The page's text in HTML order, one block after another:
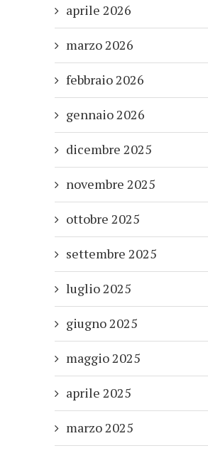
aprile 2026
marzo 2026
febbraio 2026
gennaio 2026
dicembre 2025
novembre 2025
ottobre 2025
settembre 2025
luglio 2025
giugno 2025
maggio 2025
aprile 2025
marzo 2025